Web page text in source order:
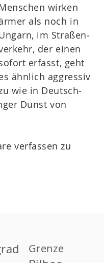
wirken
als noch in
im Straßen­
der einen
erfasst, geht
ähnlich aggressiv
wie in Deutsch­
Dunst von
verfassen zu
Grenze